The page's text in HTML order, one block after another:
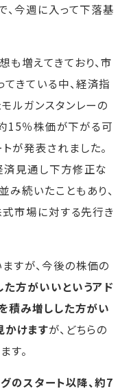
今週に入って下落基
増えてきており、市
きている中、経済指
ルガンスタンレーの
15％株価が下がる可
が発表されました。
済見通し下方修正な
み続いたこともあり、
市場に対する先行き
すが、今後の株価の
た方がいいというアド
積み増しした方がい
かけますが、どちらの
す。
のスタート以降、約7